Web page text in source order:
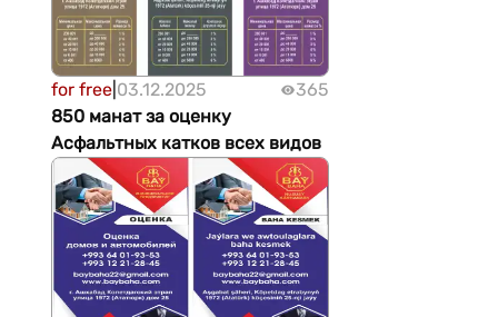
for free| 03.12.2025
365
850 манат за оценку
Асфальтных катков всех видов